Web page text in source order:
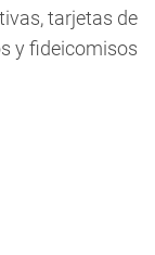
tarjetas de
y fideicomisos